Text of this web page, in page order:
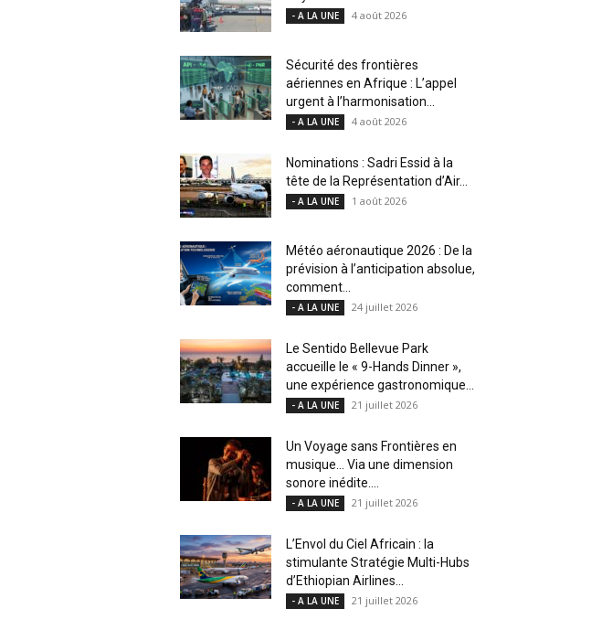
- A LA UNE 4 août 2026
Sécurité des frontières
aériennes en Afrique : L’appel
urgent à l’harmonisation...
- A LA UNE 4 août 2026
Nominations : Sadri Essid à la
tête de la Représentation d’Air...
- A LA UNE 1 août 2026
Météo aéronautique 2026 : De la
prévision à l’anticipation absolue,
comment...
- A LA UNE 24 juillet 2026
Le Sentido Bellevue Park
accueille le « 9-Hands Dinner »,
une expérience gastronomique...
- A LA UNE 21 juillet 2026
Un Voyage sans Frontières en
musique… Via une dimension
sonore inédite....
- A LA UNE 21 juillet 2026
L’Envol du Ciel Africain : la
stimulante Stratégie Multi-Hubs
d’Ethiopian Airlines...
- A LA UNE 21 juillet 2026